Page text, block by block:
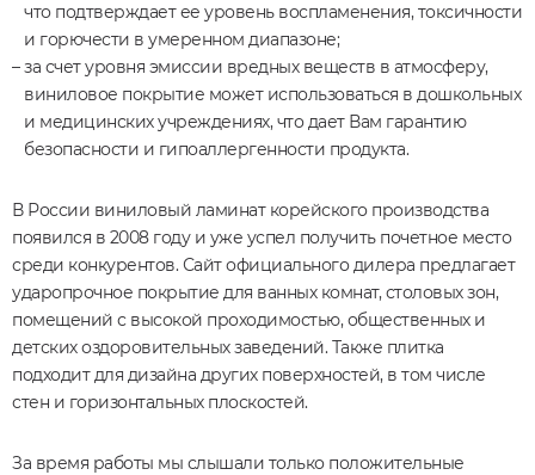
что подтверждает ее уровень воспламенения, токсичности
и горючести в умеренном диапазоне;
за счет уровня эмиссии вредных веществ в атмосферу,
виниловое покрытие может использоваться в дошкольных
и медицинских учреждениях, что дает Вам гарантию
безопасности и гипоаллергенности продукта.
В России виниловый ламинат корейского производства
появился в 2008 году и уже успел получить почетное место
среди конкурентов. Сайт официального дилера предлагает
ударопрочное покрытие для ванных комнат, столовых зон,
помещений с высокой проходимостью, общественных и
детских оздоровительных заведений. Также плитка
подходит для дизайна других поверхностей, в том числе
стен и горизонтальных плоскостей.
За время работы мы слышали только положительные